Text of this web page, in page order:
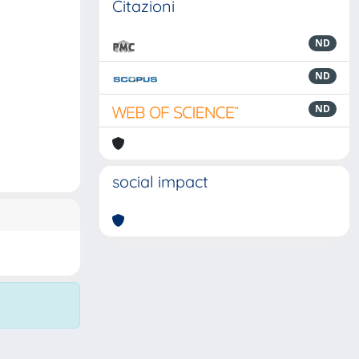
Citazioni
ND
ND
ND
social impact